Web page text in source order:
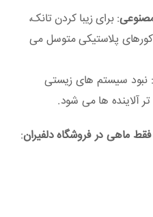
: برای زیبا کردن تانک،
پلاستیکی متوسل می‌
: نبود سیستم‌ های زیستی
آلاینده‌ ها می‌ شود.
ماهی در فروشگاه دلفیران: